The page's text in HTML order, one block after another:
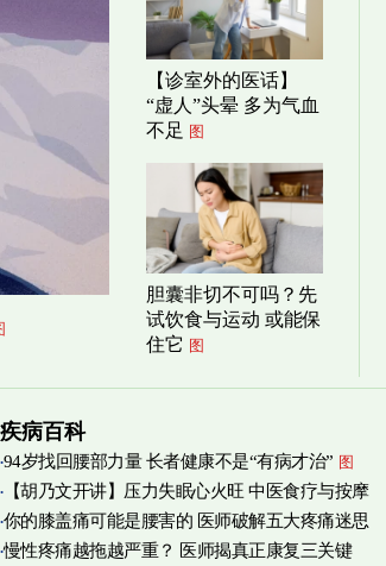
【诊室外的医话】
“虚人”头晕 多为气血
不足 图
胆囊非切不可吗？先
试饮食与运动 或能保
住它 图
疾病百科
94岁找回腰部力量 长者健康不是“有病才治” 图
【胡乃文开讲】压力失眠心火旺 中医食疗与按摩
自救
你的膝盖痛可能是腰害的 医师破解五大疼痛迷思
图
慢性疼痛越拖越严重？ 医师揭真正康复三关键